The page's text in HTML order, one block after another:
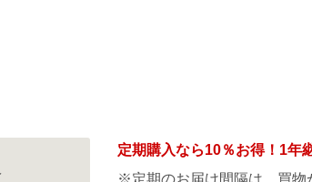
定期購入なら10％お得！1年